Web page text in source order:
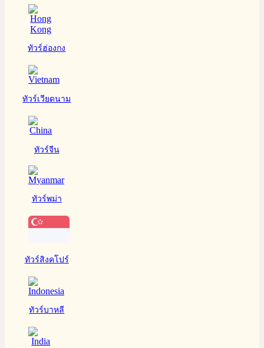
ทัวร์ฮ่องกง
ทัวร์เวียดนาม
ทัวร์จีน
ทัวร์พม่า
ทัวร์สิงคโปร์
ทัวร์บาหลี